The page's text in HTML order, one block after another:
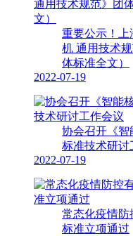
重要公示！上
机 通用技术
体标准全文）
2022-07-19
协会召开《智
标准技术研讨
2022-07-19
常态化疫情防
标准立项通过